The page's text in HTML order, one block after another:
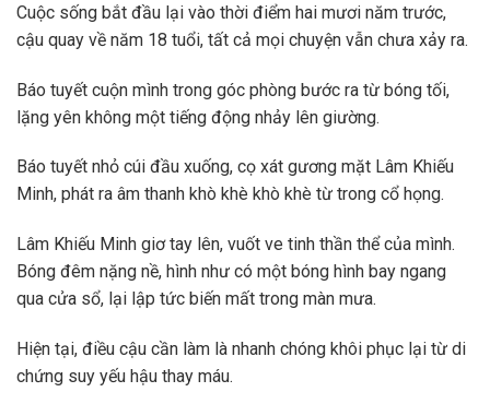
Cuộc sống bắt đầu lại vào thời điểm hai mươi năm trước,
cậu quay về năm 18 tuổi, tất cả mọi chuyện vẫn chưa xảy ra.
Báo tuyết cuộn mình trong góc phòng bước ra từ bóng tối,
lặng yên không một tiếng động nhảy lên giường.
Báo tuyết nhỏ cúi đầu xuống, cọ xát gương mặt Lâm Khiếu
Minh, phát ra âm thanh khò khè khò khè từ trong cổ họng.
Lâm Khiếu Minh giơ tay lên, vuốt ve tinh thần thể của mình.
Bóng đêm nặng nề, hình như có một bóng hình bay ngang
qua cửa sổ, lại lập tức biến mất trong màn mưa.
Hiện tại, điều cậu cần làm là nhanh chóng khôi phục lại từ di
chứng suy yếu hậu thay máu.